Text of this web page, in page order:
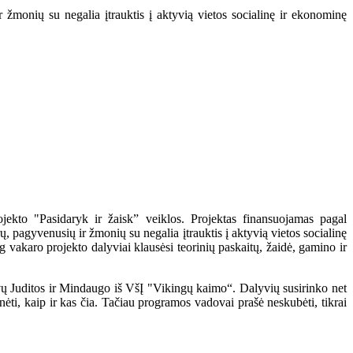
žmonių su negalia įtrauktis į aktyvią vietos socialinę ir ekonominę
"Pasidaryk ir žaisk” veiklos. Projektas finansuojamas pagal
pagyvenusių ir žmonių su negalia įtrauktis į aktyvią vietos socialinę
projekto dalyviai klausėsi teorinių paskaitų, žaidė, gamino ir
Juditos ir Mindaugo iš VšĮ "Vikingų kaimo“. Dalyvių susirinko net
kaip ir kas čia. Tačiau programos vadovai prašė neskubėti, tikrai